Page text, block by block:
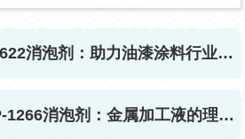
海明斯AP1622消泡剂：助力油漆涂料行业突破泡沫困境
道康宁ACP-1266消泡剂：金属加工液的理想伴侣